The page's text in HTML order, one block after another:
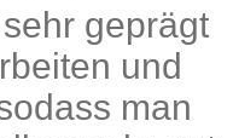
geprägt
und
man